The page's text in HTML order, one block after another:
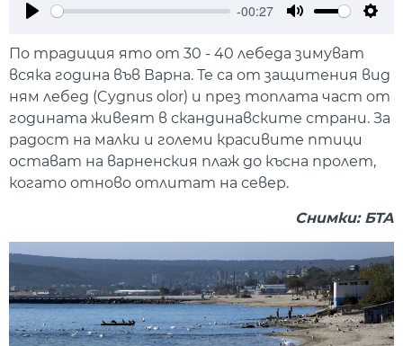
-00:27
По традиция ято от 30 - 40 лебеда зимуват
всяка година във Варна. Те са от защитения вид
ням лебед (Cygnus olor) и през топлата част от
годината живеят в скандинавските страни. За
радост на малки и големи красивите птици
остават на варненския плаж до късна пролет,
когато отново отлитат на север.
Снимки: БТА